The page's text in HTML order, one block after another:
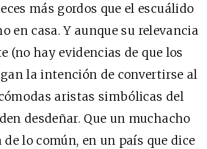
más gordos que el escuálido
en casa. Y aunque su relevancia
(no hay evidencias de que los
la intención de convertirse al
aristas simbólicas del
desdeñar. Que un muchacho
lo común, en un país que dice